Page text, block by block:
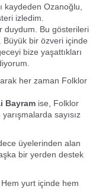
kaydeden Ozanoğlu,
izledim.
duydum. Bu gösterileri
bir özveri içinde
bize yaşattıkları
her zaman Folklor
Bayram ise, Folklor
sayısız
üyelerinden alan
bir yerden destek
Hem yurt içinde hem